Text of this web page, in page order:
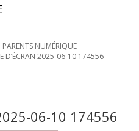
PARENTS NUMÉRIQUE
D’ÉCRAN 2025-06-10 174556
06-10 174556